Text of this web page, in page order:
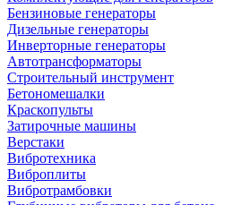
Бензиновые генераторы
Дизельные генераторы
Инверторные генераторы
Автотрансформаторы
Строительный инструмент
Бетономешалки
Краскопульты
Затирочные машины
Верстаки
Вибротехника
Виброплиты
Вибротрамбовки